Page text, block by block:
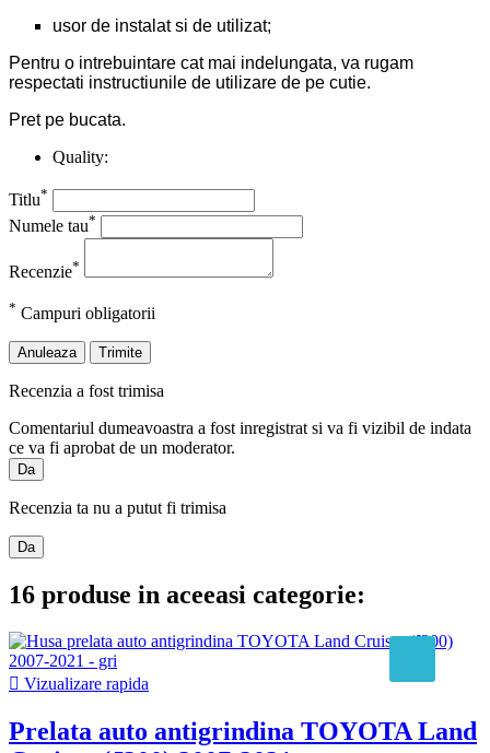
usor de instalat si de utilizat;
Pentru o intrebuintare cat mai indelungata, va rugam
respectati instructiunile de utilizare de pe cutie.
Pret pe bucata.
Quality:
Titlu*
Numele tau*
Recenzie*
* Campuri obligatorii
Anuleaza Trimite
Recenzia a fost trimisa
Comentariul dumeavoastra a fost inregistrat si va fi vizibil de indata
ce va fi aprobat de un moderator.
Da
Recenzia ta nu a putut fi trimisa
Da
16 produse in aceeasi categorie:
 Vizualizare rapida
Prelata auto antigrindina TOYOTA Land